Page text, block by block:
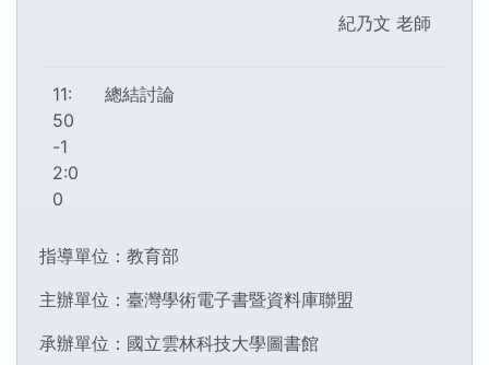
紀乃文 老師
11:
50
-1
2:0
0
總結討論
指導單位：教育部
主辦單位：臺灣學術電子書暨資料庫聯盟
承辦單位：國立雲林科技大學圖書館